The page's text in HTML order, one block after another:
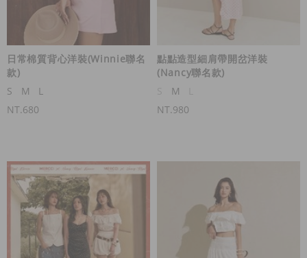
日常棉質背心洋裝(Winnie聯名
款)
S
M
L
NT.680
點點造型細肩帶開岔洋裝
(Nancy聯名款)
M
NT.980